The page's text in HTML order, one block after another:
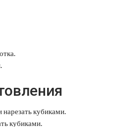
нарезать кубиками.
кубиками.